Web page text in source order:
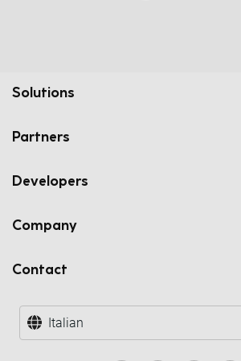
Solutions
Partners
Developers
Company
Contact
Italian